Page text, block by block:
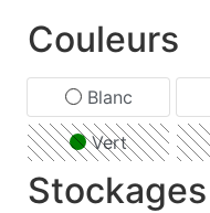
Couleurs
Blanc
Vert
Stockages